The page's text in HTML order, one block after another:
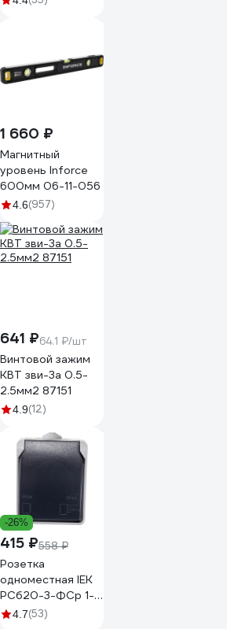
1 660 ₽
Магнитный
уровень Inforce
600мм 06-11-056
4.6(957)
641 ₽64.1 ₽/шт
Винтовой зажим
КВТ зви-3а 0.5-
2.5мм2 87151
4.9(12)
-26%
415 ₽558 ₽
Розетка
одноместная IEK
РСб20-3-ФСр 1-м
ОП Форс, для
4.7(53)